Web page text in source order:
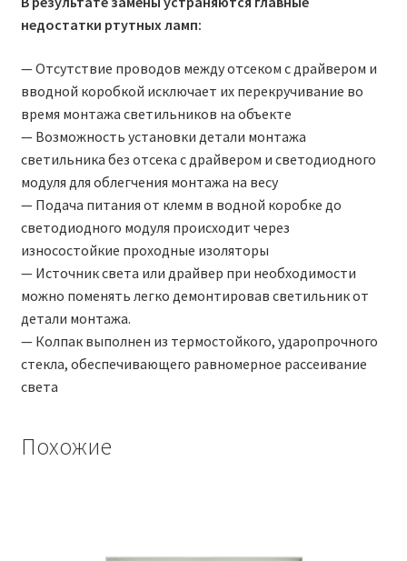
недостатки ртутных ламп:
— Отсутствие проводов между отсеком с драйвером и
вводной коробкой исключает их перекручивание во
время монтажа светильников на объекте
— Возможность установки детали монтажа
светильника без отсека с драйвером и светодиодного
модуля для облегчения монтажа на весу
— Подача питания от клемм в водной коробке до
светодиодного модуля происходит через
износостойкие проходные изоляторы
— Источник света или драйвер при необходимости
можно поменять легко демонтировав светильник от
детали монтажа.
— Колпак выполнен из термостойкого, ударопрочного
стекла, обеспечивающего равномерное рассеивание
света
Похожие